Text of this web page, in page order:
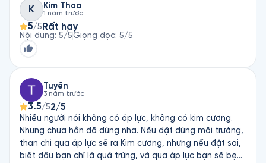
biệt, nhưng không xa vời. Có lẽ đây là môt dạng sách phát
triển bản thân khá đặc biệt, bởi nó có nhiều tính báo chí, với
những câu chuyện nóng hổi của xã hội Việt Nam hiện đại,
cùng với những trải nghiệm chân thực từ chính tác giả, và rất
nhiều những tâm sự chị nhận được suốt hành trình 17 làm báo
tuổi teen. Do đó, những lời khuyên sống tử tế, yêu lành mạnh,
thái độ tích cự của chị với người trẻ rất dễ thấm, không bề
trên, không hề giáo điều.
K Kim Thoa
1 năm trước
5/5 Rất hay
Nội dung: 5/5Giọng đọc: 5/5
Tuyền
3 năm trước
3.5/52/5
Nhiều người nói không có áp lực, không có kim cương.
Nhưng chưa hẳn đã đúng nha. Nếu đặt đúng môi trường,
than chì qua áp lực sẽ ra Kim cương, nhưng nếu đặt sai,
biết đâu bạn chỉ là quả trứng, và qua áp lực bạn sẽ bẹp